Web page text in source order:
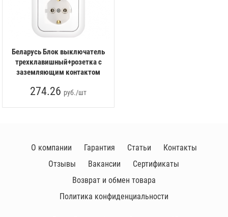
Беларусь Блок выключатель
трехклавишный+розетка с
заземляющим контактом
274.26 руб./шт
О компании Гарантия Статьи
Контакты
Отзывы
Вакансии
Сертификаты
Возврат и обмен товара
Политика конфиденциальности